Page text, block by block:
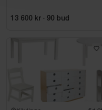
13 600 kr · 90 bud